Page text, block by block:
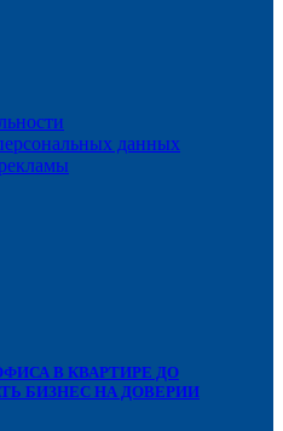
данных
В КВАРТИРЕ ДО
БИЗНЕС НА ДОВЕРИИ